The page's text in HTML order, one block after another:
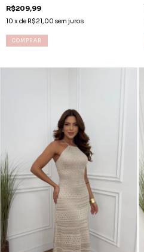
R$209,99
10 x de R$21,00 sem juros
COMPRAR